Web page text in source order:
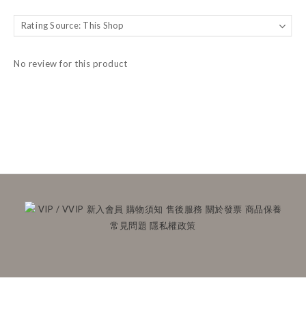
No review for this product
VIP / VVIP 新入會員 購物須知 售後服務 關於發票 商品保養
常見問題 隱私權政策